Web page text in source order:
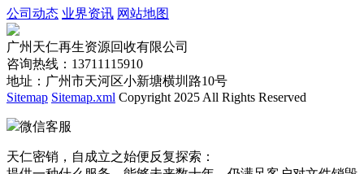
公司动态 业界资讯 网站地图
广州天仁再生资源回收有限公司
咨询热线：13711115910
地址：广州市天河区小新塘横圳路10号
Sitemap Sitemap.xml Copyright 2025 All Rights Reserved
微信客服
天仁密销，自成立之始便反复探索：